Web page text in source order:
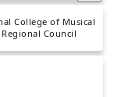
College of Musical
Council